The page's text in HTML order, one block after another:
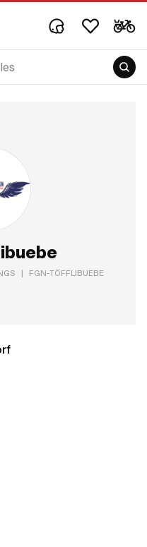
| FGN-TÖFFLIBUEBE